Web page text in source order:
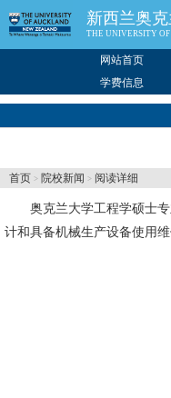
新西兰奥
THE UNIVERSITY
网站首页
学费信息
首页 > 院校新闻 > 阅读详细
奥克兰大学工程学硕士
计和具备机械生产设备使用